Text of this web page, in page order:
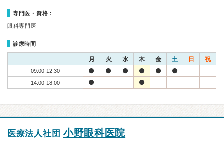
専門医・資格：
眼科専門医
診療時間
月 火 水 木 金 土 日 祝
09:00-12:30
14:00-18:00
医療法人社団 小野眼科医院